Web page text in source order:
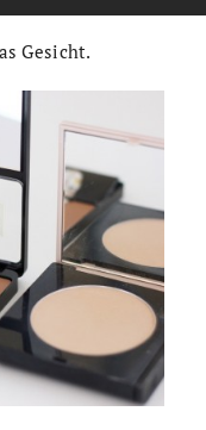
Gesicht.